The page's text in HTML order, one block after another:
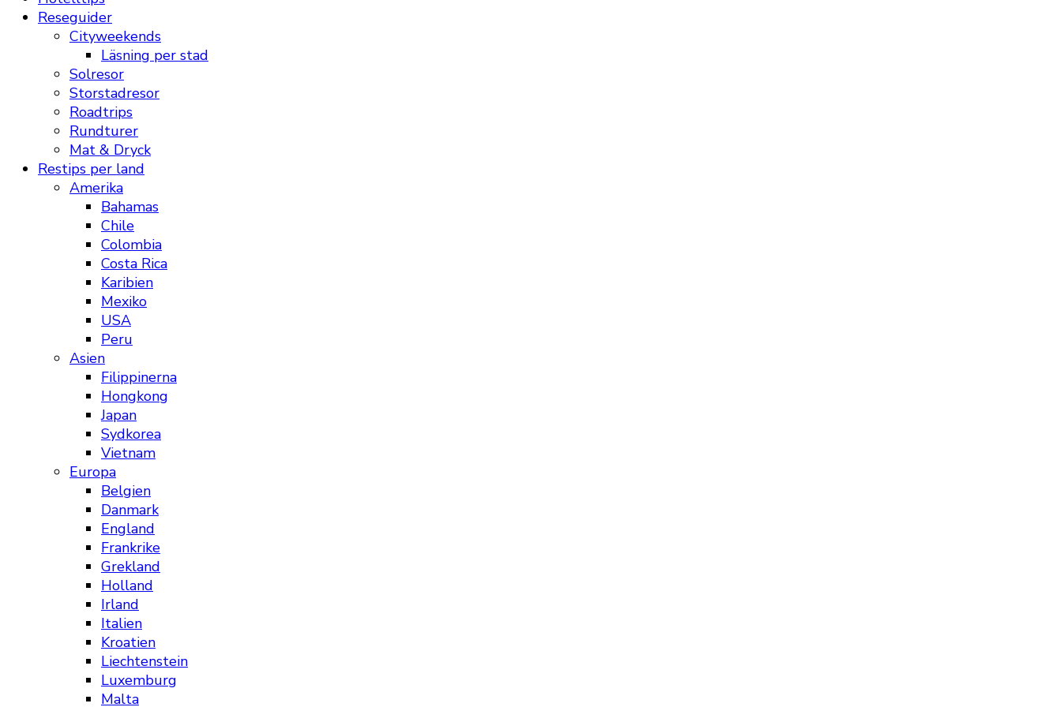
Reseguider
Cityweekends
Läsning per stad
Solresor
Storstadresor
Roadtrips
Rundturer
Mat & Dryck
Restips per land
Amerika
Bahamas
Chile
Colombia
Costa Rica
Karibien
Mexiko
USA
Peru
Asien
Filippinerna
Hongkong
Japan
Sydkorea
Vietnam
Europa
Belgien
Danmark
England
Frankrike
Grekland
Holland
Irland
Italien
Kroatien
Liechtenstein
Luxemburg
Malta